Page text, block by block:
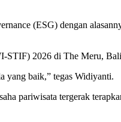
(ESG) dengan
STIF) 2026 di The Meru,
yang baik,” tegas Widiyanti.
pariwisata tergerak